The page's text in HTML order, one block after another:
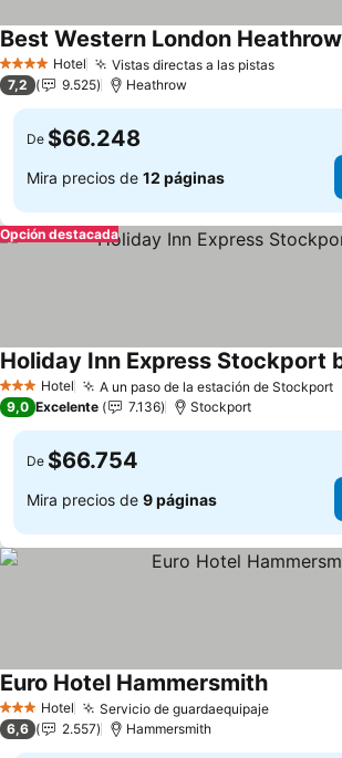
4 EstrellasHotel Vistas directas a las pistasVer
Best Western London
7,2 9.525 Heathrow
De $66.248
Mira precios de 12 páginas
Opción destacada
3 Estrellas
Hotel A un paso de la estación de Stockport
Holiday Inn Express Stockport
9,0 Excelente 7.136 Stockport
De $66.754
Mira precios de 9 páginas
3 Estrellas
Hotel Servicio de guardaequipajeVer
Euro Hotel HammersmithVer
6,6 2.557 Hammersmith